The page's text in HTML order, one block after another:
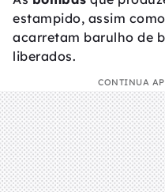
estampido, assim
acarretam barulho de
liberados.
CONTINUA